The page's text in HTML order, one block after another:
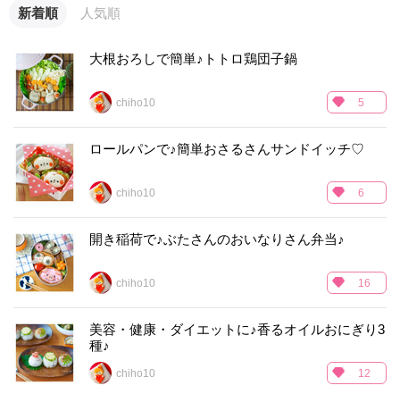
新着順 人気順
大根おろしで簡単♪トトロ鶏団子鍋
chiho10 5
ロールパンで♪簡単おさるさんサンドイッチ♡
chiho10 6
開き稲荷で♪ぶたさんのおいなりさん弁当♪
chiho10 16
美容・健康・ダイエットに♪香るオイルおにぎり3
種♪
chiho10 12